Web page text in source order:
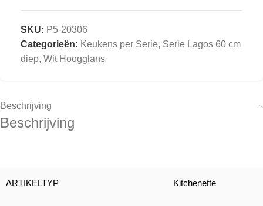
SKU: P5-20306
Categorieën: Keukens per Serie, Serie Lagos 60 cm
diep, Wit Hoogglans
Beschrijving
Beschrijving
ARTIKELTYP Kitchenette